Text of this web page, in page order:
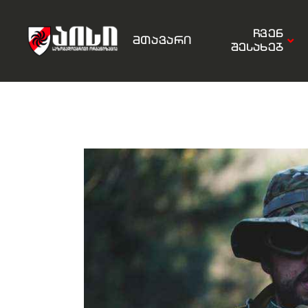
მთავარი
ჩვენ
შესახებ